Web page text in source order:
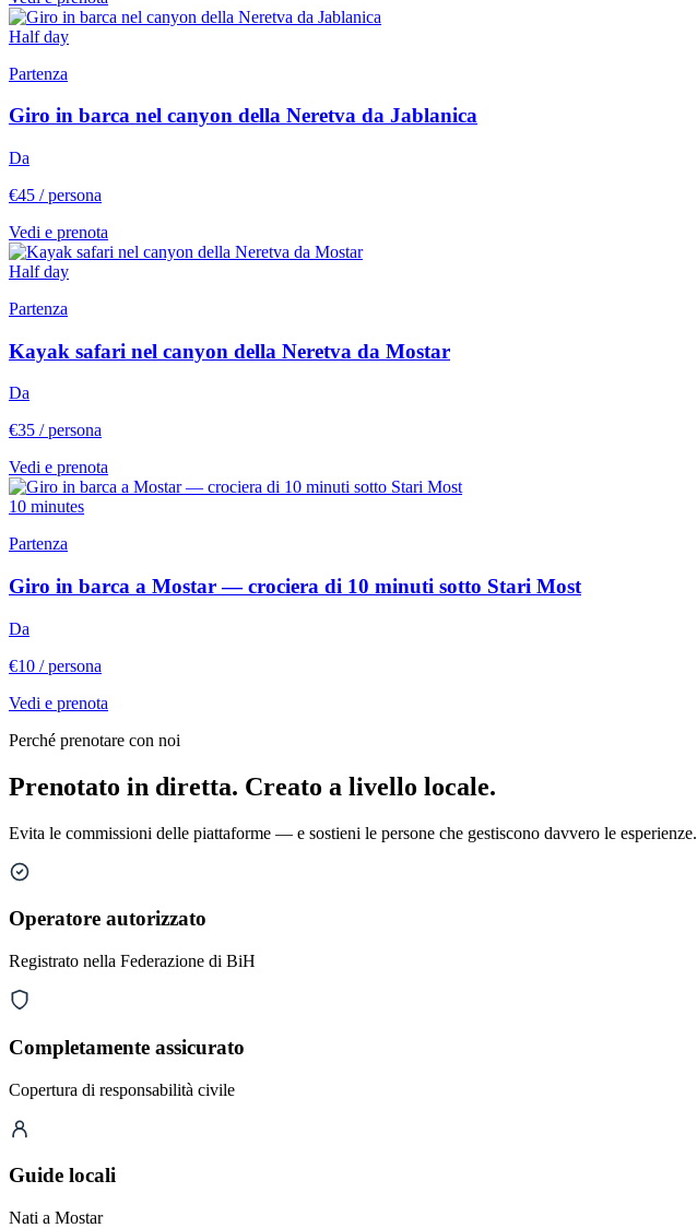
Half day
Partenza
Giro in barca nel canyon della Neretva da Jablanica
Da
€45 / persona
Vedi e prenota
Half day
Partenza
Kayak safari nel canyon della Neretva da Mostar
Da
€35 / persona
Vedi e prenota
10 minutes
Partenza
Giro in barca a Mostar — crociera di 10 minuti sotto Stari Most
Da
€10 / persona
Vedi e prenota
Perché prenotare con noi
Prenotato in diretta. Creato a livello locale.
Evita le commissioni delle piattaforme — e sostieni le persone che gestiscono davvero le esperienze.
Operatore autorizzato
Registrato nella Federazione di BiH
Completamente assicurato
Copertura di responsabilità civile
Guide locali
Nati a Mostar